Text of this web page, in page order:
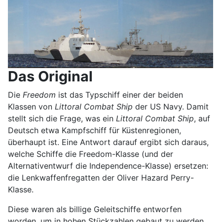
Das Original
Die Freedom ist das Typschiff einer der beiden
Klassen von Littoral Combat Ship der US Navy. Damit
stellt sich die Frage, was ein Littoral Combat Ship, auf
Deutsch etwa Kampfschiff für Küstenregionen,
überhaupt ist. Eine Antwort darauf ergibt sich daraus,
welche Schiffe die Freedom-Klasse (und der
Alternativentwurf die Independence-Klasse) ersetzen:
die Lenkwaffenfregatten der Oliver Hazard Perry-
Klasse.
Diese waren als billige Geleitschiffe entworfen